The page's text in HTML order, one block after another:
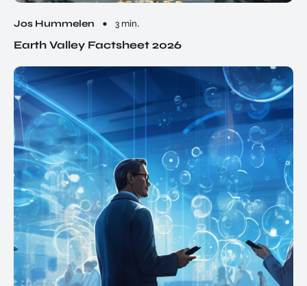
Jos Hummelen 3 min.
Earth Valley Factsheet 2026